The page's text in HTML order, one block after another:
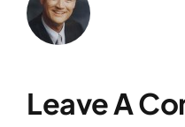
Leave A